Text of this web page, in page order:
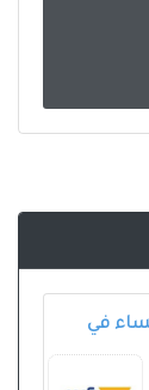
في